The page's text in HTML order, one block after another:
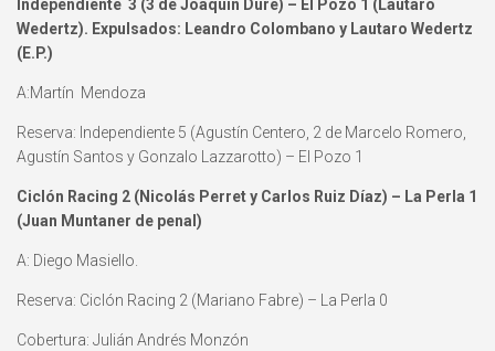
Independiente 3 (3 de Joaquín Duré) – El Pozo 1 (Lautaro
Wedertz). Expulsados: Leandro Colombano y Lautaro Wedertz
(E.P.)
A:Martín Mendoza
Reserva: Independiente 5 (Agustín Centero, 2 de Marcelo Romero,
Agustín Santos y Gonzalo Lazzarotto) – El Pozo 1
Ciclón Racing 2 (Nicolás Perret y Carlos Ruiz Díaz) – La Perla 1
(Juan Muntaner de penal)
A: Diego Masiello.
Reserva: Ciclón Racing 2 (Mariano Fabre) – La Perla 0
Cobertura: Julián Andrés Monzón